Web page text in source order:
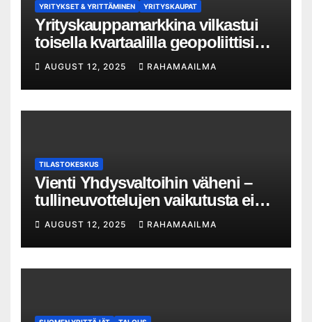
YRITYKSET & YRITTÄMINEN YRITYSKAUPAT
Yrityskauppamarkkina vilkastui
toisella kvartaalilla geopoliittisista
haasteista huolimatta – 13
prosentin kasvu yrityskauppojen
määrässä
AUGUST 12, 2025 RAHAMAAILMA
TILASTOKESKUS
Vienti Yhdysvaltoihin väheni –
tullineuvottelujen vaikutusta ei
silti näy
AUGUST 12, 2025 RAHAMAAILMA